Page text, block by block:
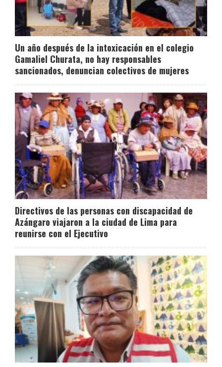
Un año después de la intoxicación en el colegio
Gamaliel Churata, no hay responsables
sancionados, denuncian colectivos de mujeres
Directivos de las personas con discapacidad de
Azángaro viajaron a la ciudad de Lima para
reunirse con el Ejecutivo